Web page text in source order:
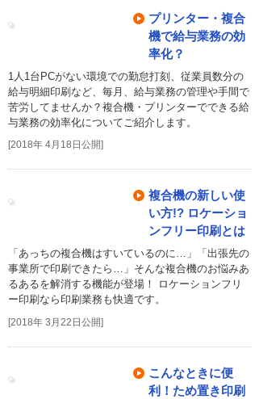
プリンター・複合
機で給与業務の効
率化？
1人1台PCがない環境での勤怠打刻、従業員数分の
給与明細印刷など、毎月、給与業務の管理や手間で
苦労してませんか？複合機・プリンターでできる給
与業務の効率化についてご紹介します。
[2018年 4月18日公開]
複合機の新しい使
い方!? ロケーショ
ンフリー印刷とは
「あっちの複合機はすいているのに…」「出張先の
事業所で印刷できたら…」そんな複合機のお悩みあ
るあるを解消する機能が登場！ ロケーションフリ
ー印刷なら印刷業務も快適です。
[2018年 3月22日公開]
こんなときに便
利！ため置き印刷